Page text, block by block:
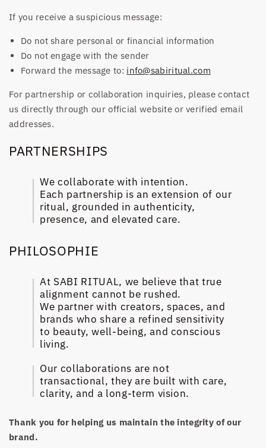
If you receive a suspicious message:
Do not share personal or financial information
Do not engage with the sender
Forward the message to: info@sabiritual.com
For partnership or collaboration inquiries, please contact
us directly through our official website or verified email
addresses.
PARTNERSHIPS
We collaborate with intention.
Each partnership is an extension of our
ritual, grounded in authenticity,
presence, and elevated care.
PHILOSOPHIE
At SABI RITUAL, we believe that true
alignment cannot be rushed.
We partner with creators, spaces, and
brands who share a refined sensitivity
to beauty, well-being, and conscious
living.
Our collaborations are not
transactional, they are built with care,
clarity, and a long-term vision.
Thank you for helping us maintain the integrity of our
brand.